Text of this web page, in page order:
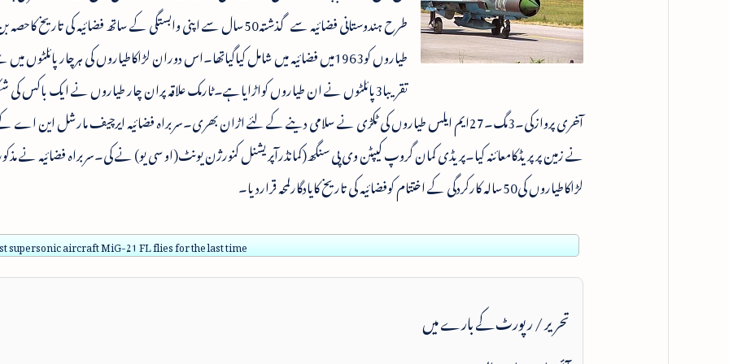
طرح ہندوستانی فضائیہ سے گذشتہ50سال سے اپنی وابستگی کے ساتھ فضائیہ کی
طیاروں کو1963میں فضائیہ میں شامل کیاگیاتھا۔اس دوران لڑاکاطیاروں کی ہرچار پائلٹوں
تقریبا3پائلٹوں نے ان طیاروں کواڑایاہے۔ٹارمک علاقہ پران چار طیاروں نے ایک باکس
آخری پروازکی۔3مگ۔27ایم ایلس طیاروں کی ٹکڑی نے سلامی دینے کے لئے اڑان بھری۔سربراہ فضائیہ ایرچیف مارشل این
نے زمین پرپریڈکامعائنہ کیا۔پریڈی کمان گروپ کیپٹن وی پی سنگھ(کمانڈرآپریشنل کنورژن یونٹ(او سی یو) نے کی۔سربراہ فضائیہ نے
لڑاکاطیاروں کی50سالہ کارکردگی کے اختتام کوفضائیہ کی تاریخ کایادگارلمحہ قراردیا۔
supersonic aircraft MiG-21 FL flies for the last time
تحریر / رپورٹ کے بارے میں